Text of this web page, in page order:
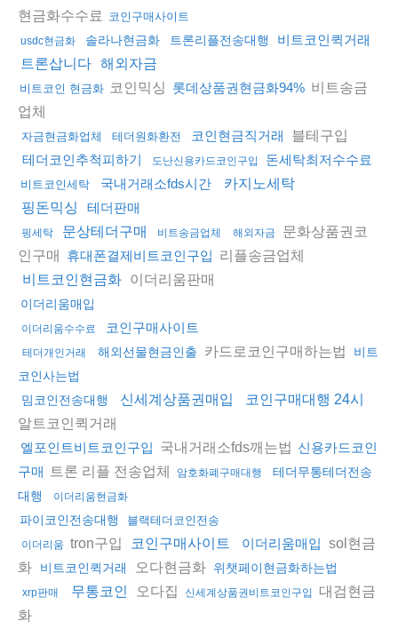
현금화수수료
코인구매사이트
usdc현금화 솔라나현금화 트론리플전송대행
비트코인퀵거래
트론삽니다 해외자금
비트코인 현금화 코인믹싱 롯데상품권현금화94% 비트송금
업체
자금현금화업체 테더원화환전 코인현금직거래 블테구입
테더코인추척피하기 도난신용카드코인구입 돈세탁최저수수료
비트코인세탁 국내거래소fds시간
카지노세탁
핑돈믹싱
테더판매
핑세탁 문상테더구매 비트송금업체 해외자금
문화상품권코
인구매 휴대폰결제비트코인구입 리플송금업체
비트코인현금화 이더리움판매
이더리움매입
이더리움수수료 코인구매사이트
테더개인거래 해외선물현금인출 카드로코인구매하는법
비트
코인사는법
밈코인전송대행
신세계상품권매입 코인구매대행 24시
알트코인퀵거래
엘포인트비트코인구입 국내거래소fds깨는법 신용카드코인
구매
트론 리플 전송업체 암호화폐구매대행
테더무통테더전송
대행
이더리움현금화
파이코인전송대행 블랙테더코인전송
이더리움 tron구입 코인구매사이트 이더리움매입 sol현금
화
비트코인퀵거래 오다현금화 위챗페이현금화하는법
xrp판매 무통코인 오다집 신세계상품권비트코인구입
대검현금
화